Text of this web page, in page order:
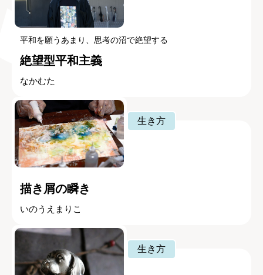
平和を願うあまり、思考の沼で絶望する
絶望型平和主義
なかむた
生き方
描き屑の瞬き
いのうえまりこ
生き方